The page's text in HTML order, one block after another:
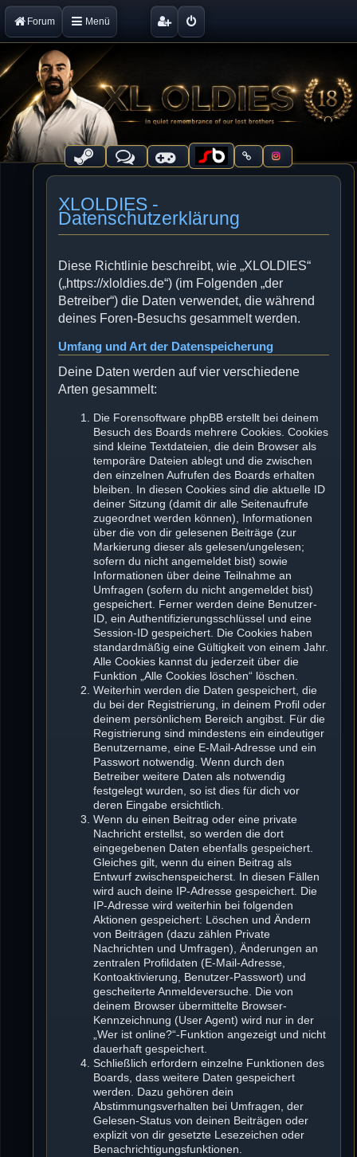
Forum Menü
XLOLDIES -
Datenschutzerklärung
Diese Richtlinie beschreibt, wie „XLOLDIES“
(„https://xloldies.de“) (im Folgenden „der
Betreiber“) die Daten verwendet, die während
deines Foren-Besuchs gesammelt werden.
Umfang und Art der Datenspeicherung
Deine Daten werden auf vier verschiedene
Arten gesammelt:
Die Forensoftware phpBB erstellt bei deinem
Besuch des Boards mehrere Cookies. Cookies
sind kleine Textdateien, die dein Browser als
temporäre Dateien ablegt und die zwischen
den einzelnen Aufrufen des Boards erhalten
bleiben. In diesen Cookies sind die aktuelle ID
deiner Sitzung (damit dir alle Seitenaufrufe
zugeordnet werden können), Informationen
über die von dir gelesenen Beiträge (zur
Markierung dieser als gelesen/ungelesen;
sofern du nicht angemeldet bist) sowie
Informationen über deine Teilnahme an
Umfragen (sofern du nicht angemeldet bist)
gespeichert. Ferner werden deine Benutzer-
ID, ein Authentifizierungsschlüssel und eine
Session-ID gespeichert. Die Cookies haben
standardmäßig eine Gültigkeit von einem Jahr.
Alle Cookies kannst du jederzeit über die
Funktion „Alle Cookies löschen“ löschen.
Weiterhin werden die Daten gespeichert, die
du bei der Registrierung, in deinem Profil oder
deinem persönlichem Bereich angibst. Für die
Registrierung sind mindestens ein eindeutiger
Benutzername, eine E-Mail-Adresse und ein
Passwort notwendig. Wenn durch den
Betreiber weitere Daten als notwendig
festgelegt wurden, so ist dies für dich vor
deren Eingabe ersichtlich.
Wenn du einen Beitrag oder eine private
Nachricht erstellst, so werden die dort
eingegebenen Daten ebenfalls gespeichert.
Gleiches gilt, wenn du einen Beitrag als
Entwurf zwischenspeicherst. In diesen Fällen
wird auch deine IP-Adresse gespeichert. Die
IP-Adresse wird weiterhin bei folgenden
Aktionen gespeichert: Löschen und Ändern
von Beiträgen (dazu zählen Private
Nachrichten und Umfragen), Änderungen an
zentralen Profildaten (E-Mail-Adresse,
Kontoaktivierung, Benutzer-Passwort) und
gescheiterte Anmeldeversuche. Die von
deinem Browser übermittelte Browser-
Kennzeichnung (User Agent) wird nur in der
„Wer ist online?“-Funktion angezeigt und nicht
dauerhaft gespeichert.
Schließlich erfordern einzelne Funktionen des
Boards, dass weitere Daten gespeichert
werden. Dazu gehören dein
Abstimmungsverhalten bei Umfragen, der
Gelesen-Status von deinen Beiträgen oder
explizit von dir gesetzte Lesezeichen oder
Benachrichtigungsfunktionen.